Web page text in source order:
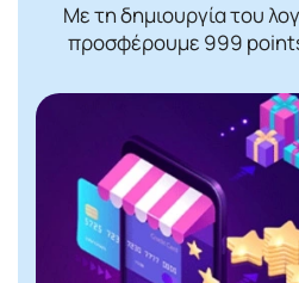
Με τη δημιουργία του
προσφέρουμε 999